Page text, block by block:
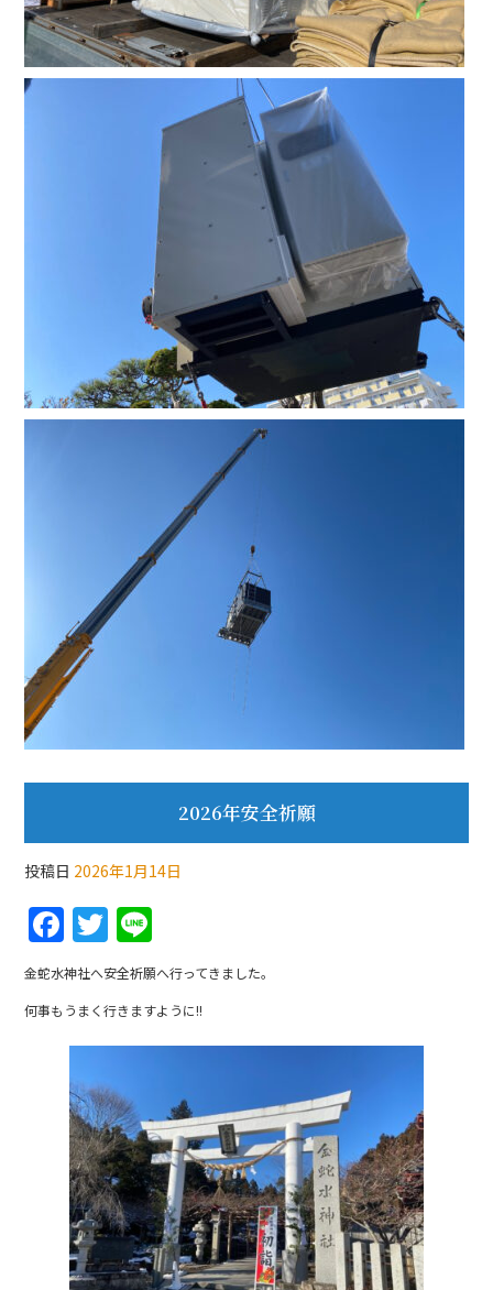
2026年安全祈願
投稿日 2026年1月14日
F
a
c
e
o
o
k
T
w
itt
er
n
e
金蛇水神社へ安全祈願へ行ってきました。
何事もうまく行きますように!!